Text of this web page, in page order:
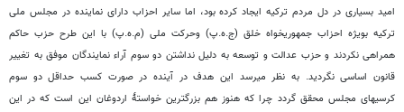
امید بسیاری در دل مردم ترکیه ایجاد کرده بود، اما سایر احزاب دارای نماینده در مجلس ملی
ترکیه بویژه احزاب جمهوریخواه خلق (ج.ه.پ) وحرکت ملی (م.ه.پ) با این طرح حزب حاکم
همراهی نکردند و حزب عدالت و توسعه به دلیل نداشتن دو سوم آراء نمایندگان موفق به تغییر
قانون اساسی نگردید. به نظر میرسد این هدف در آینده در صورت کسب حداقل دو سوم
کرسیهای مجلس محقق گردد چرا که هنوز هم بزرگترین خواستۀ اردوغان این است که در این